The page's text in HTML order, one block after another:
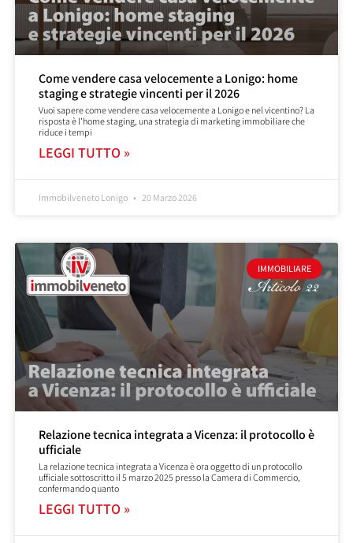
Come vendere casa velocemente a Lonigo: home
staging e strategie vincenti per il 2026
Vuoi sapere come vendere casa velocemente a Lonigo e nel vicentino? La
risposta è l’home staging, una strategia di marketing immobiliare che
riduce i tempi
LEGGI TUTTO »
Immobilveneto Lonigo 20 Marzo 2026
IMMOBILIARE
Relazione tecnica integrata a Vicenza: il protocollo è
ufficiale
La relazione tecnica integrata a Vicenza è ora oggetto di un protocollo
ufficiale sottoscritto il 5 marzo 2025 presso la Camera di Commercio,
confermando quanto
LEGGI TUTTO »